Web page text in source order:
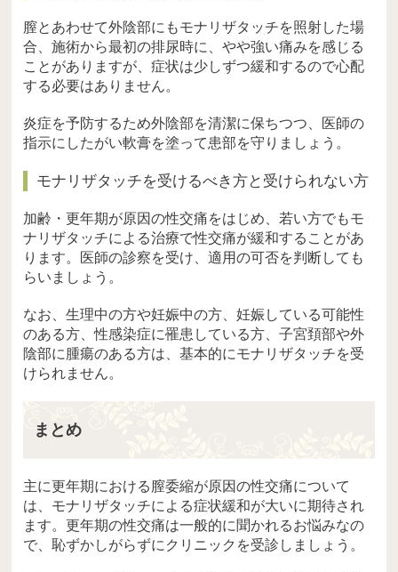
膣とあわせて外陰部にもモナリザタッチを照射した場
合、施術から最初の排尿時に、やや強い痛みを感じる
ことがありますが、症状は少しずつ緩和するので心配
する必要はありません。
炎症を予防するため外陰部を清潔に保ちつつ、医師の
指示にしたがい軟膏を塗って患部を守りましょう。
モナリザタッチを受けるべき方と受けられない方
加齢・更年期が原因の性交痛をはじめ、若い方でもモ
ナリザタッチによる治療で性交痛が緩和することがあ
ります。医師の診察を受け、適用の可否を判断しても
らいましょう。
なお、生理中の方や妊娠中の方、妊娠している可能性
のある方、性感染症に罹患している方、子宮頚部や外
陰部に腫瘍のある方は、基本的にモナリザタッチを受
けられません。
まとめ
主に更年期における膣委縮が原因の性交痛について
は、モナリザタッチによる症状緩和が大いに期待され
ます。更年期の性交痛は一般的に聞かれるお悩みなの
で、恥ずかしがらずにクリニックを受診しましょう。